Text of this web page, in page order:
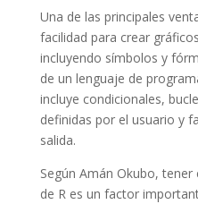
Una de las principales
facilidad para crear
incluyendo símbolos y
de un lenguaje de
incluye condicionales,
definidas por el usuario y
salida.
Según Amán Okubo,
de R es un factor